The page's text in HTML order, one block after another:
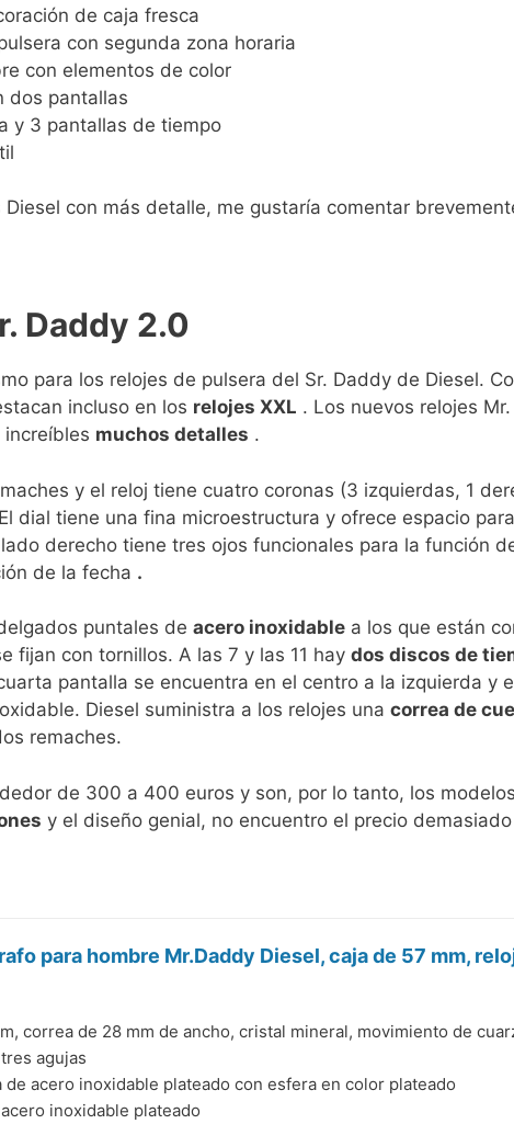
de caja fresca
con segunda zona horaria
con elementos de color
dos pantallas
y 3 pantallas de tiempo
con más detalle, me gustaría comentar
Daddy 2.0
para los relojes de pulsera del Sr. Daddy de Diesel.
incluso en los relojes XXL . Los nuevos relojes
muchos detalles .
y el reloj tiene cuatro coronas (3 izquierdas, 1
dial tiene una fina microestructura y ofrece espacio
derecho tiene tres ojos funcionales para la función
de la fecha .
puntales de acero inoxidable a los que están
fijan con tornillos. A las 7 y las 11 hay dos discos de
pantalla se encuentra en el centro a la izquierda y
Diesel suministra a los relojes una correa de
remaches.
de 300 a 400 euros y son, por lo tanto, los
y el diseño genial, no encuentro el precio
para hombre Mr.Daddy Diesel, caja de 57 mm,
correa de 28 mm de ancho, cristal mineral, movimiento de
agujas
de acero inoxidable plateado con esfera en color plateado
inoxidable plateado